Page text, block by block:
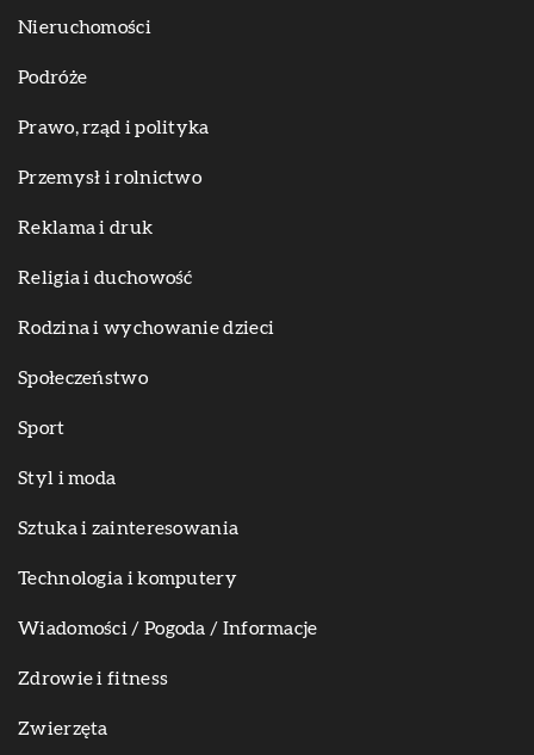
Nieruchomości
Podróże
Prawo, rząd i polityka
Przemysł i rolnictwo
Reklama i druk
Religia i duchowość
Rodzina i wychowanie dzieci
Społeczeństwo
Sport
Styl i moda
Sztuka i zainteresowania
Technologia i komputery
Wiadomości / Pogoda / Informacje
Zdrowie i fitness
Zwierzęta